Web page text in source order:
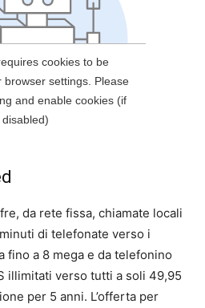
da rete fissa, chiamate locali
di telefonate verso i
fino a 8 mega e da telefonino
illimitati verso tutti a soli 49,95
per 5 anni. L’offerta per